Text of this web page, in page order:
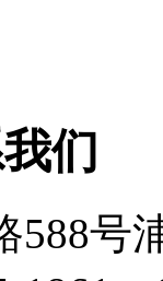
们
588